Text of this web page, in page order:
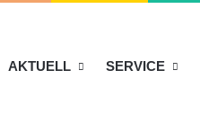
AKTUELL SERVICE